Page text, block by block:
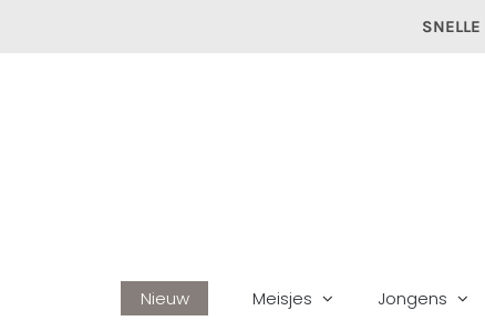
SNELLE
Nieuw Meisjes Jongens